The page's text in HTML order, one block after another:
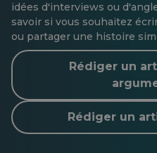
idées d'interviews ou
savoir si vous souhaitez
ou partager une histoire
Rédiger un
Rédiger un